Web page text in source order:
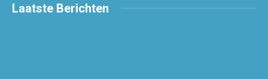
Laatste Berichten